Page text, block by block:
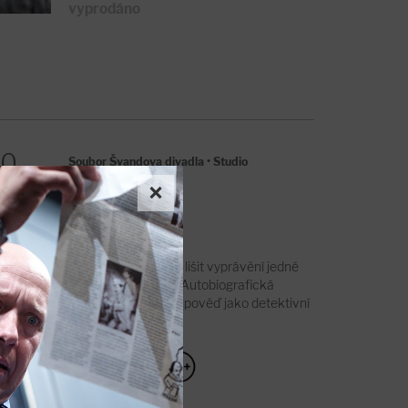
Soubor Švandova divadla • Studio
Jak dalece se může lišit vyprávění jedné
skutečné události? Autobiografická
odvážná a šokující zpověď jako detektivní
příběh naruby.
×